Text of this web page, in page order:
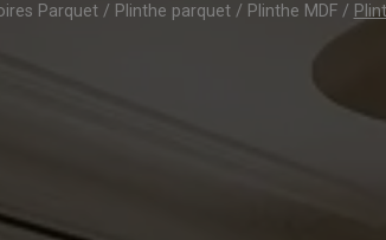
Parquet/ Plinthe parquet/ Plinthe MDF/